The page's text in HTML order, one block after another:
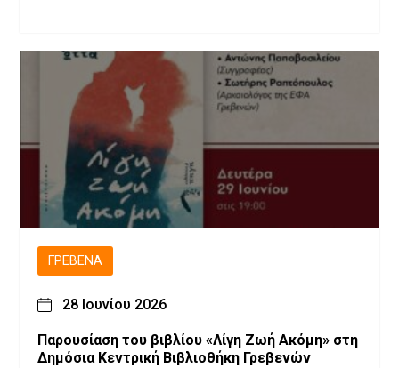
ΓΡΕΒΕΝΆ
28 Ιουνίου 2026
Παρουσίαση του βιβλίου «Λίγη Ζωή Ακόμη» στη
Δημόσια Κεντρική Βιβλιοθήκη Γρεβενών